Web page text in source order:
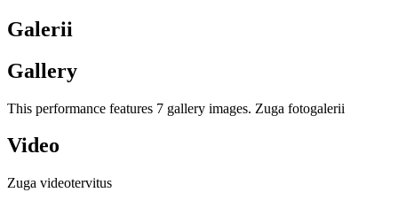
Galerii
Gallery
This performance features 7 gallery images. Zuga fotogalerii
Video
Zuga videotervitus